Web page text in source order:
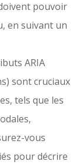
pouvoir
en suivant un
ARIA
sont cruciaux
tels que les
vous
pour décrire